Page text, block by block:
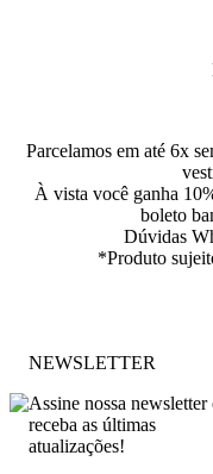
Parcelamos em até 6x
À vista você ganha
boleto
Dúvidas
*Produto
NEWSLETTER
Assine nossa newsletter
receba as últimas
atualizações!